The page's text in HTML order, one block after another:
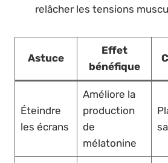
relâcher les tensions
Astuce
Effet
bénéfique
Éteindre
les écrans
Améliore la
production
de
mélatonine